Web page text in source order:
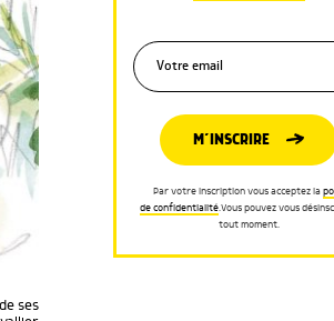
ses
M’INSCRIRE
Par votre inscription vous acceptez la
de confidentialité.Vous pouvez vous
tout moment.